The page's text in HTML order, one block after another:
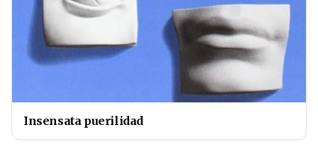
Insensata puerilidad